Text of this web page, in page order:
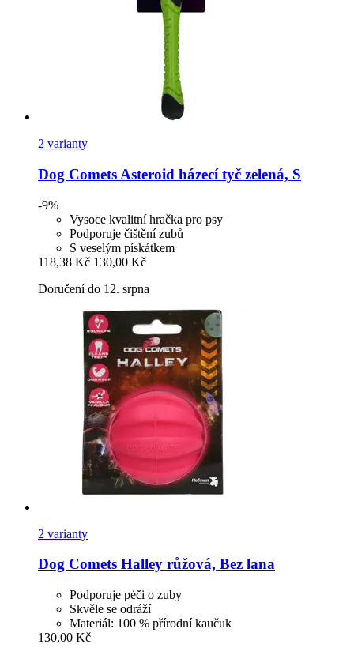
2 varianty
Dog Comets Asteroid házecí tyč zelená, S
-9%
Vysoce kvalitní hračka pro psy
Podporuje čištění zubů
S veselým pískátkem
118,38 Kč 130,00 Kč
Doručení do 12. srpna
2 varianty
Dog Comets Halley růžová, Bez lana
Podporuje péči o zuby
Skvěle se odráží
Materiál: 100 % přírodní kaučuk
130,00 Kč